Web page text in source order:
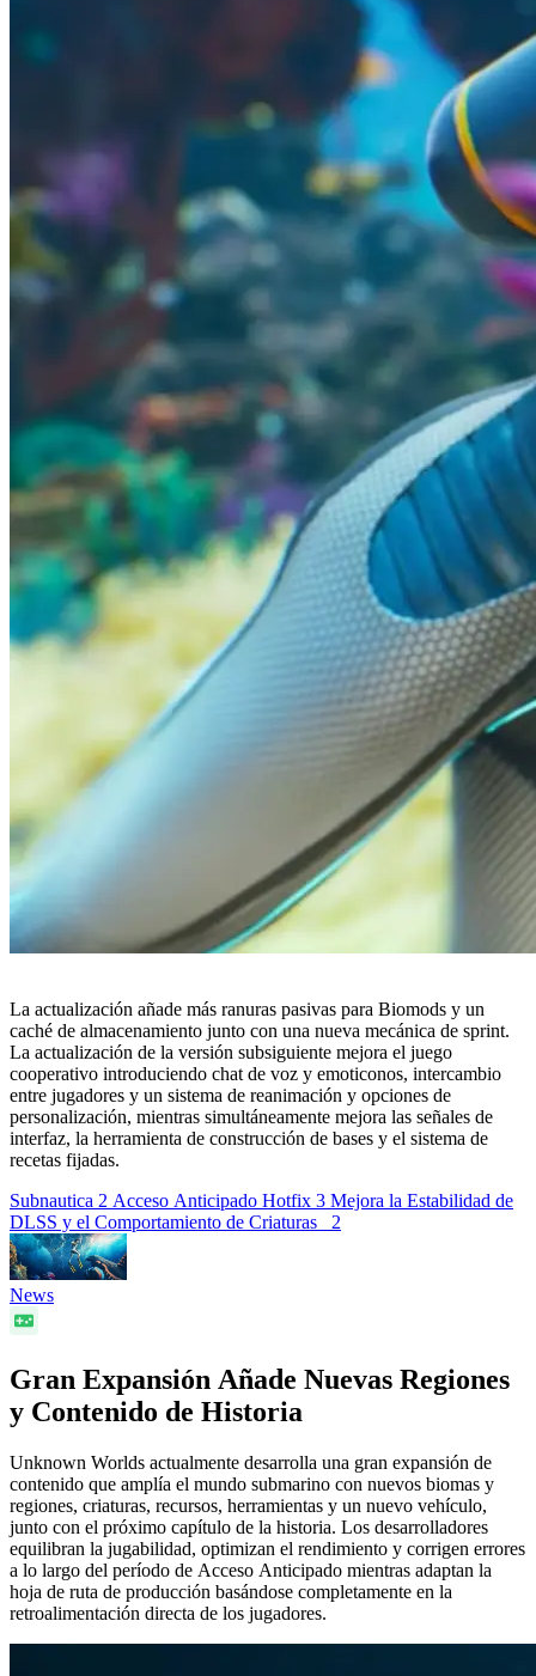
La actualización añade más ranuras pasivas para Biomods y un
caché de almacenamiento junto con una nueva mecánica de sprint.
La actualización de la versión subsiguiente mejora el juego
cooperativo introduciendo chat de voz y emoticonos, intercambio
entre jugadores y un sistema de reanimación y opciones de
personalización, mientras simultáneamente mejora las señales de
interfaz, la herramienta de construcción de bases y el sistema de
recetas fijadas.
Subnautica 2 Acceso Anticipado Hotfix 3 Mejora la Estabilidad de
DLSS y el Comportamiento de Criaturas 2
News
Gran Expansión Añade Nuevas Regiones
y Contenido de Historia
Unknown Worlds actualmente desarrolla una gran expansión de
contenido que amplía el mundo submarino con nuevos biomas y
regiones, criaturas, recursos, herramientas y un nuevo vehículo,
junto con el próximo capítulo de la historia. Los desarrolladores
equilibran la jugabilidad, optimizan el rendimiento y corrigen errores
a lo largo del período de Acceso Anticipado mientras adaptan la
hoja de ruta de producción basándose completamente en la
retroalimentación directa de los jugadores.